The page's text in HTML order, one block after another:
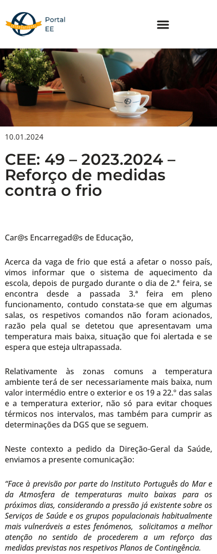
content
10.01.2024
CEE: 49 – 2023.2024 –
Reforço de medidas
contra o frio
Car@s Encarregad@s de Educação,
Acerca da vaga de frio que está a afetar o nosso país,
vimos informar que o sistema de aquecimento da
escola, depois de purgado durante o dia de 2.ª feira, se
encontra desde a passada 3.ª feira em pleno
funcionamento, contudo constata-se que em algumas
salas, os respetivos comandos não foram acionados,
razão pela qual se detetou que apresentavam uma
temperatura mais baixa, situação que foi alertada e se
espera que esteja ultrapassada.
Relativamente às zonas comuns a temperatura
ambiente terá de ser necessariamente mais baixa, num
valor intermédio entre o exterior e os 19 a 22.º das salas
e a temperatura exterior, não só para evitar choques
térmicos nos intervalos, mas também para cumprir as
determinações da DGS que se seguem.
Neste contexto a pedido da Direção-Geral da Saúde,
enviamos a presente comunicação:
“Face à previsão por parte do Instituto Português do Mar e
da Atmosfera de temperaturas muito baixas para os
próximos dias, considerando a pressão já existente sobre os
Serviços de Saúde e os grupos populacionais habitualmente
mais vulneráveis a estes fenómenos, solicitamos a melhor
atenção no sentido de procederem a umreforço das
medidas previstasnos respetivos Planos de Contingência.